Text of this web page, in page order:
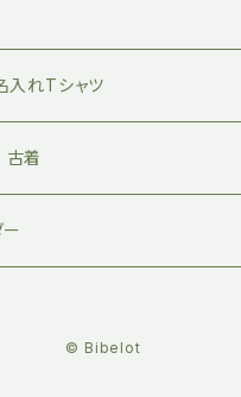
エコバッグ
ンド
濯ネット
み
バッグ
ルツリー
みる
す
に
れTシャツ
着
© Bibelot